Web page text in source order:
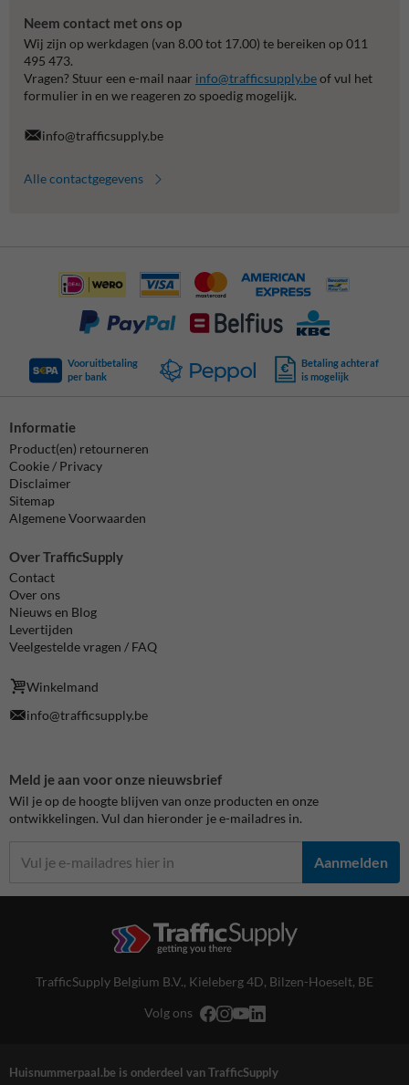
Neem contact met ons op
Wij zijn op werkdagen (van 8.00 tot 17.00) te bereiken op 011
495 473.
Vragen? Stuur een e-mail naar info@trafficsupply.beof vul het
formulier in en we reageren zo spoedig mogelijk.
info@trafficsupply.be
Alle contactgegevens
Vooruitbetaling
per bank
Betaling achteraf
is mogelijk
Informatie
Product(en) retourneren
Cookie / Privacy
Disclaimer
Sitemap
Algemene Voorwaarden
Over TrafficSupply
Contact
Over ons
Nieuws en Blog
Levertijden
Veelgestelde vragen / FAQ
Winkelmand
info@trafficsupply.be
Meld je aan voor onze nieuwsbrief
Wil je op de hoogte blijven van onze producten en onze
ontwikkelingen. Vul dan hieronder je e-mailadres in.
Aanmelden
TrafficSupply Belgium B.V., Kieleberg 4D, Bilzen-Hoeselt, BE
Volg ons
Huisnummerpaal.be is onderdeel van TrafficSupply